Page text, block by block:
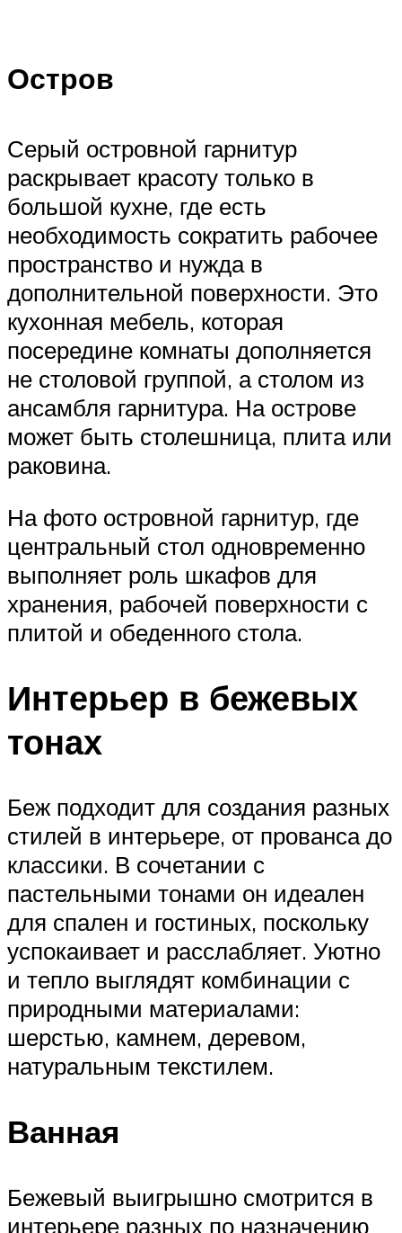
Остров
Серый островной гарнитур
раскрывает красоту только в
большой кухне, где есть
необходимость сократить рабочее
пространство и нужда в
дополнительной поверхности. Это
кухонная мебель, которая
посередине комнаты дополняется
не столовой группой, а столом из
ансамбля гарнитура. На острове
может быть столешница, плита или
раковина.
На фото островной гарнитур, где
центральный стол одновременно
выполняет роль шкафов для
хранения, рабочей поверхности с
плитой и обеденного стола.
Интерьер в бежевых
тонах
Беж подходит для создания разных
стилей в интерьере, от прованса до
классики. В сочетании с
пастельными тонами он идеален
для спален и гостиных, поскольку
успокаивает и расслабляет. Уютно
и тепло выглядят комбинации с
природными материалами:
шерстью, камнем, деревом,
натуральным текстилем.
Ванная
Бежевый выигрышно смотрится в
интерьере разных по назначению